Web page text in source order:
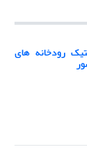
رودخانه های